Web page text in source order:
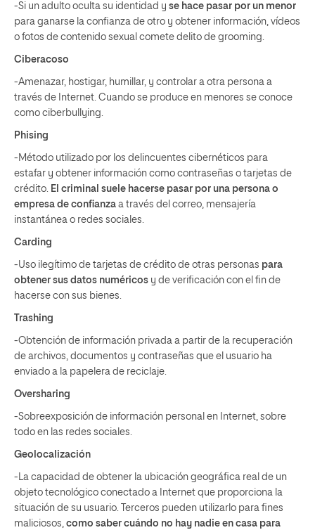
-Si un adulto oculta su identidad y se hace pasar por un menor
para ganarse la confianza de otro y obtener información, vídeos
o fotos de contenido sexual comete delito de grooming.
Ciberacoso
-Amenazar, hostigar, humillar, y controlar a otra persona a
través de Internet. Cuando se produce en menores se conoce
como ciberbullying.
Phising
-Método utilizado por los delincuentes cibernéticos para
estafar y obtener información como contraseñas o tarjetas de
crédito. El criminal suele hacerse pasar por una persona o
empresa de confianza a través del correo, mensajería
instantánea o redes sociales.
Carding
-Uso ilegítimo de tarjetas de crédito de otras personas para
obtener sus datos numéricos y de verificación con el fin de
hacerse con sus bienes.
Trashing
-Obtención de información privada a partir de la recuperación
de archivos, documentos y contraseñas que el usuario ha
enviado a la papelera de reciclaje.
Oversharing
-Sobreexposición de información personal en Internet, sobre
todo en las redes sociales.
Geolocalización
-La capacidad de obtener la ubicación geográfica real de un
objeto tecnológico conectado a Internet que proporciona la
situación de su usuario. Terceros pueden utilizarlo para fines
maliciosos, como saber cuándo no hay nadie en casa para